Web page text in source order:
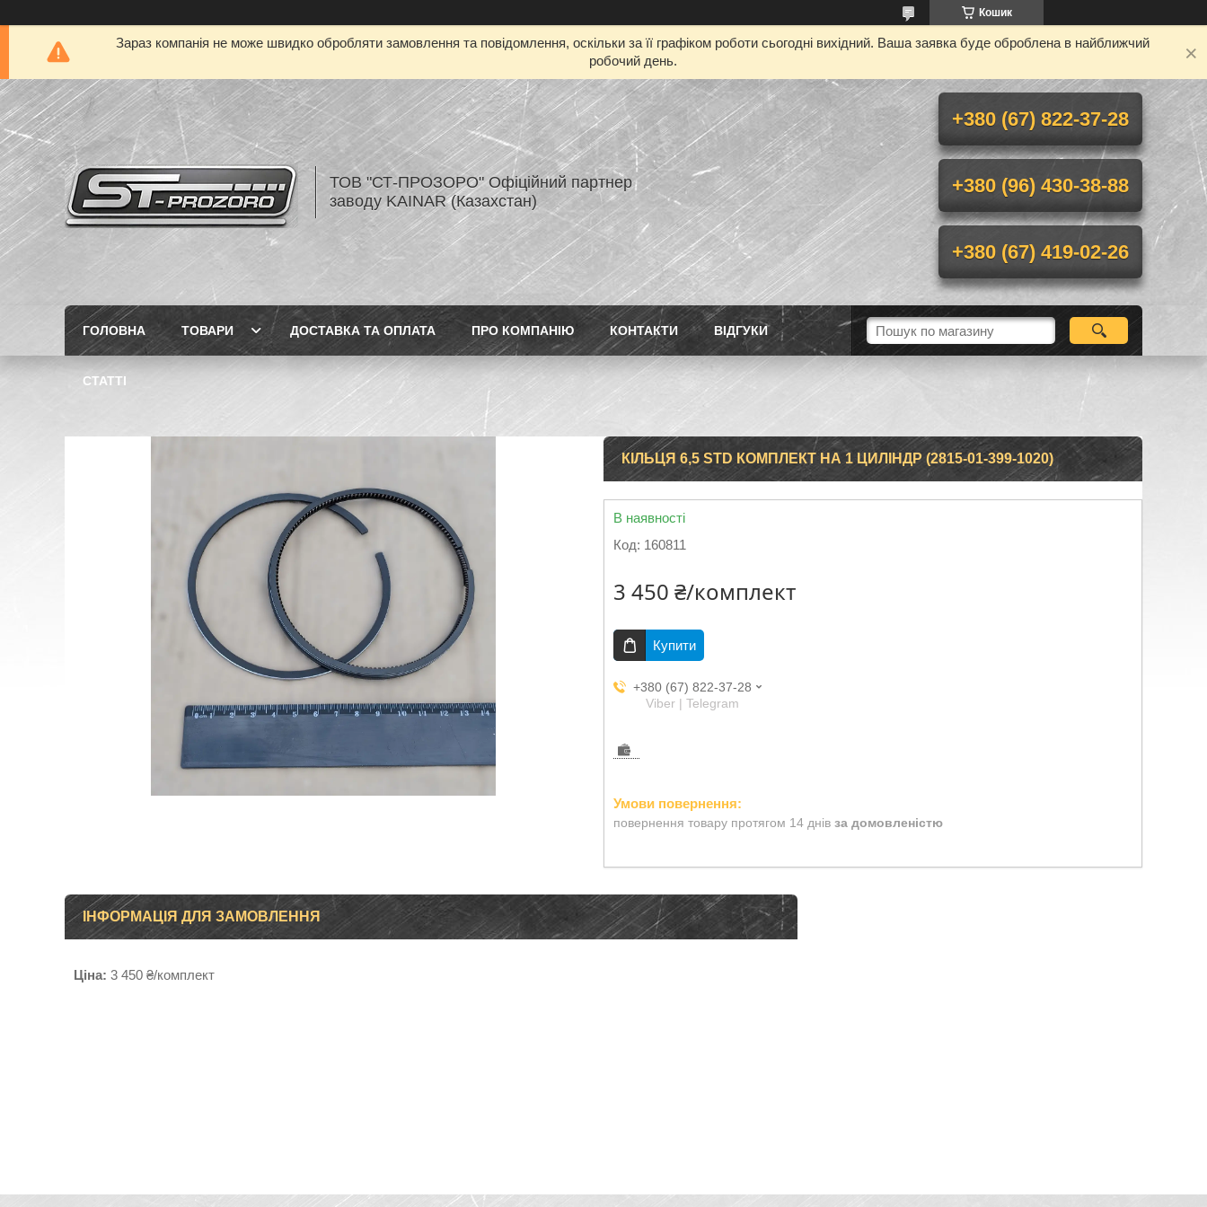
Кошик
Зараз компанія не може швидко обробляти замовлення та повідомлення, оскільки за її графіком роботи сьогодні вихідний. Ваша заявка буде оброблена в найближчий
робочий день.
ТОВ "СТ-ПРОЗОРО" Офіційний партнер
заводу KAINAR (Казахстан)
+380 (67) 822-37-28
+380 (96) 430-38-88
+380 (67) 419-02-26
ГОЛОВНА ТОВАРИ ДОСТАВКА ТА ОПЛАТА ПРО КОМПАНІЮ КОНТАКТИ ВІДГУКИ
СТАТТІ
КІЛЬЦЯ 6,5 STD КОМПЛЕКТ НА 1 ЦИЛІНДР (2815-01-399-1020)
В наявності
Код: 160811
3 450 ₴/комплект
Купити
+380 (67) 822-37-28
Viber | Telegram
повернення товару протягом 14 днів за домовленістю
ІНФОРМАЦІЯ ДЛЯ ЗАМОВЛЕННЯ
Ціна: 3 450 ₴/комплект